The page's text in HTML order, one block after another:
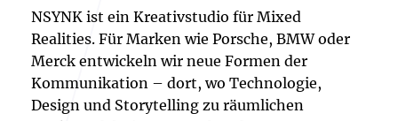
NSYNK ist ein Kreativstudio für Mixed
Realities. Für Marken wie Porsche, BMW oder
Merck entwickeln wir neue Formen der
Kommunikation – dort, wo Technologie,
Design und Storytelling zu räumlichen